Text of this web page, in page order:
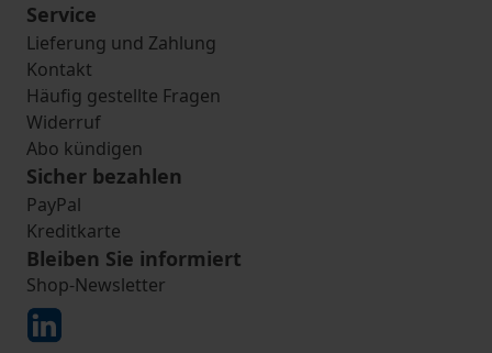
Service
Lieferung und Zahlung
Kontakt
Häufig gestellte Fragen
Widerruf
Abo kündigen
Sicher bezahlen
PayPal
Kreditkarte
Bleiben Sie informiert
Shop-Newsletter